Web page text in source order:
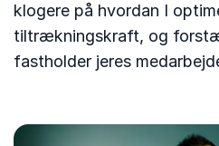
klogere på hvordan I
tiltrækningskraft, og
fastholder jeres